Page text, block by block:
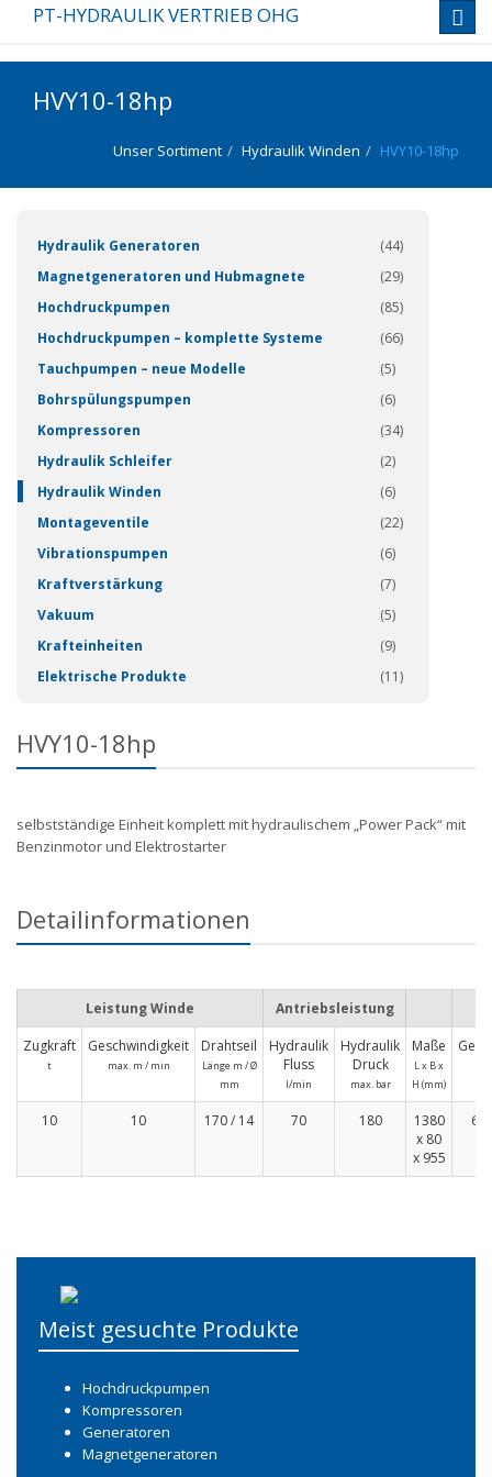
PT-HYDRAULIK VERTRIEB OHG
HVY10-18hp
HVY10-18hp
Hydraulik Winden
Unser Sortiment
Hydraulik Generatoren
(44)
Magnetgeneratoren und Hubmagnete
(29)
Hochdruckpumpen
(85)
Hochdruckpumpen – komplette Systeme
(66)
Tauchpumpen – neue Modelle
(5)
Bohrspülungspumpen
(6)
Kompressoren
(34)
Hydraulik Schleifer
(2)
Hydraulik Winden
(6)
Montageventile
(22)
Vibrationspumpen
(6)
Kraftverstärkung
(7)
Vakuum
(5)
Krafteinheiten
(9)
Elektrische Produkte
(11)
HVY10-18hp
selbstständige Einheit komplett mit hydraulischem „Power Pack“ mit
Benzinmotor und Elektrostarter
Detailinformationen
Leistung Winde
Antriebsleistung
Zugkraft
t
Geschwindigkeit
max. m / min
Drahtseil
Länge m / Ø
mm
Hydraulik
Fluss
l/min
Hydraulik
Druck
max. bar
Maße
L x B x
H (mm)
10 10 170 / 14 70 180
1380
x 80
x 955
Meist gesuchte Produkte
Hochdruckpumpen
Kompressoren
Generatoren
Magnetgeneratoren